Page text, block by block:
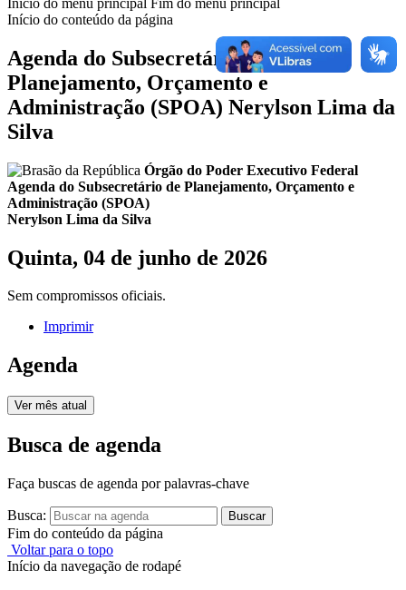
Início do conteúdo da página
Agenda do Subsecretário de
Planejamento, Orçamento e
Administração (SPOA) Nerylson Lima da
Silva
Órgão do Poder Executivo Federal
Agenda do Subsecretário de Planejamento, Orçamento e
Administração (SPOA)
Nerylson Lima da Silva
Quinta, 04 de junho de 2026
Sem compromissos oficiais.
Imprimir
Agenda
Ver mês atual
Busca de agenda
Faça buscas de agenda por palavras-chave
Busca: Buscar
Fim do conteúdo da página
Voltar para o topo
Início da navegação de rodapé